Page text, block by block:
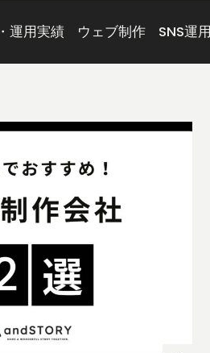
運用実績 ウェブ制作 SNS運